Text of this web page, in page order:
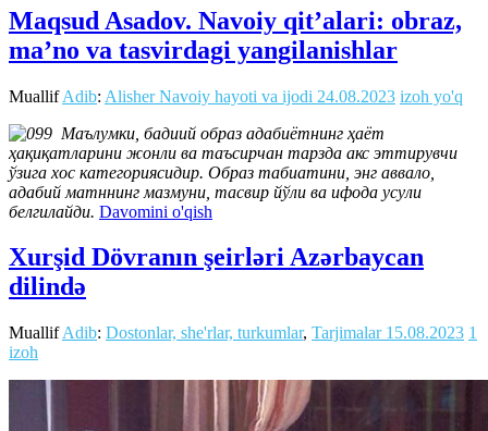
Maqsud Asadov. Navoiy qit’alari: obraz,
ma’no va tasvirdagi yangilanishlar
MuallifAdib: Alisher Navoiy hayoti va ijodi 24.08.2023 izoh yo'q
Маълумки, бадиий образ адабиётнинг ҳаёт
ҳақиқатларини жонли ва таъсирчан тарзда акс эттирувчи
ўзига хос категориясидир. Образ табиатини, энг аввало,
адабий матннинг мазмуни, тасвир йўли ва ифода усули
белгилайди. Davomini o'qish
Xurşid Dövranın şeirləri Azərbaycan
dilində
MuallifAdib: Dostonlar, she'rlar, turkumlar, Tarjimalar 15.08.2023 1
izoh